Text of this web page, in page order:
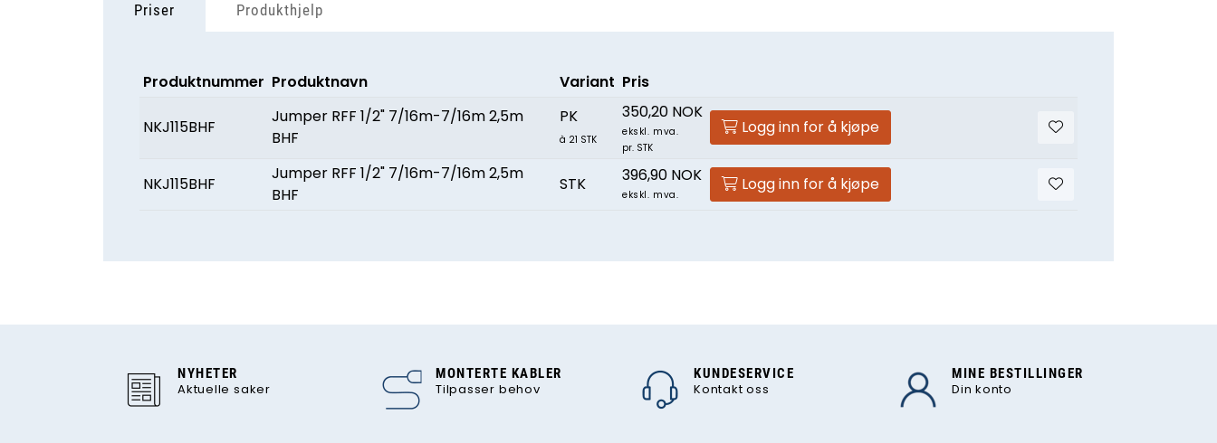
Priser Produkthjelp
Produktnummer Produktnavn Variant Pris
NKJ115BHF
Jumper RFF 1/2" 7/16m-7/16m 2,5m
BHF
PK
à 21 STK
350,20 NOK
ekskl. mva.
pr. STK
Logg inn for å kjøpe
NKJ115BHF
Jumper RFF 1/2" 7/16m-7/16m 2,5m
BHF
STK 396,90 NOK
ekskl. mva.
Logg inn for å kjøpe
NYHETER
Aktuelle saker
MONTERTE KABLER
Tilpasser behov
KUNDESERVICE
Kontakt oss
MINE BESTILLINGER
Din konto